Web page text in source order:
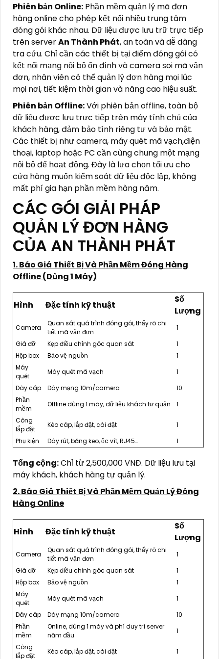
Phiên bản Online: Phần mềm quản lý mã đơn
hàng online cho phép kết nối nhiều trung tâm
đóng gói khác nhau. Dữ liệu được lưu trữ trực tiếp
trên serverAn Thành Phát, an toàn và dễ dàng
tra cứu. Chỉ cần các thiết bị tại điểm đóng gói có
kết nối mạng nội bộ ổn định và camera soi mã vận
đơn, nhân viên có thể quản lý đơn hàng mọi lúc
mọi nơi, tiết kiệm thời gian và nâng cao hiệu suất.
Phiên bản Offline:Với phiên bản offline, toàn bộ
dữ liệu được lưu trực tiếp trên máy tính chủ của
khách hàng, đảm bảo tính riêng tư và bảo mật.
Các thiết bị như camera, máy quét mã vạch,điện
thoại, laptop hoặc PC cần cùng chung một mạng
nội bộ để hoạt động. Đây là lựa chọn tối ưu cho
cửa hàng muốn kiểm soát dữ liệu độc lập, không
mất phí gia hạn phần mềm hàng năm.
CÁC GÓI GIẢI PHÁP
QUẢN LÝ ĐƠN HÀNG
CỦA AN THÀNH PHÁT
1. Báo Giá Thiết Bị Và Phần Mềm Đóng Hàng
Offline (Dùng 1 Máy)
Hình Đặc tính kỹ thuật
Số
Lượng
Camera
Quan sát quá trình đóng gói, thấy rõ chi
tiết mã vận đơn
1
Giá đỡ
Kẹp điều chỉnh góc quan sát
1
Hộp box
Bảo vệ nguồn
1
Máy
quét
Máy quét mã vạch
1
Dây cáp
Dây mạng 10m/camera
10
Phần
mềm
Offline dùng 1 máy, dữ liệu khách tự quản
1
Công
lắp đặt
Kéo cáp, lắp đặt, cài đặt
1
Phụ kiện
Dây rút, băng keo, ốc vít, RJ45… 1
Tổng cộng:Chỉ từ 2,500,000 VNĐ. Dữ liệu lưu tại
máy khách, khách hàng tự quản lý.
2. Báo Giá Thiết Bị Và Phần Mềm Quản Lý Đóng
Hàng Online
Hình Đặc tính kỹ thuật
Số
Lượng
Camera
Quan sát quá trình đóng gói, thấy rõ chi
tiết mã vận đơn
1
Giá đỡ
Kẹp điều chỉnh góc quan sát
1
Hộp box
Bảo vệ nguồn
1
Máy
quét
Máy quét mã vạch
1
Dây cáp
Dây mạng 10m/camera
10
Phần
mềm
Online, dùng 1 máy và phí duy trì server
năm đầu
1
Công
lắp đặt
Kéo cáp, lắp đặt, cài đặt 1